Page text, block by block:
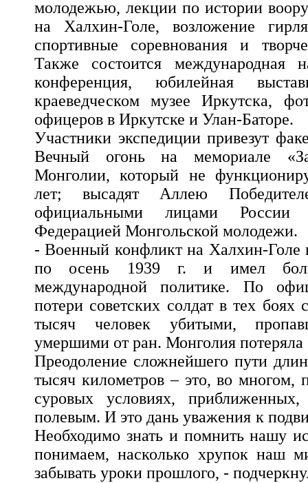
молодежью, лекции по истории
на Халхин-Голе, возложение
спортивные соревнования и
Также состоится международная
конференция, юбилейная
краеведческом музее Иркутска,
офицеров в Иркутске и Улан-Баторе.
Участники экспедиции привезут
Вечный огонь на мемориале
Монголии, который не
лет; высадят Аллею
официальными лицами
Федерацией Монгольской молодежи.
- Военный конфликт на Халхин-Голе
по осень 1939 г. и имел
международной политике. По
потери советских солдат в тех боях
тысяч человек убитыми,
умершими от ран. Монголия потеряла
Преодоление сложнейшего пути
тысяч километров – это, во многом,
суровых условиях,
полевым. И это дань уважения к
Необходимо знать и помнить нашу
понимаем, насколько хрупок наш
забывать уроки прошлого, -